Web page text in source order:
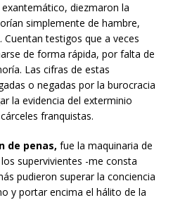
diezmaron la
simplemente de hambre,
testigos que a veces
de forma rápida, por falta de
Las cifras de estas
o negadas por la burocracia
la evidencia del exterminio
franquistas.
de penas, fue la maquinaria de
supervivientes -me consta
pudieron superar la conciencia
y portar encima el hálito de la